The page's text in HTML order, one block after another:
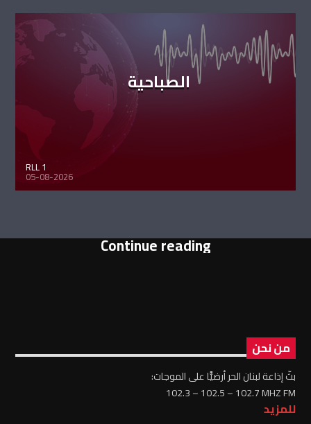
الصباحية
RLL 1
05-08-2026
Continue reading
من نحن
بثّ إذاعة لبنان الحر أرضيًّا على الموجات:
102.3 – 102.5 – 102.7 MHZ FM
للمزيد